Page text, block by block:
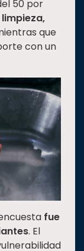
50 por
que
con un
fue
. El